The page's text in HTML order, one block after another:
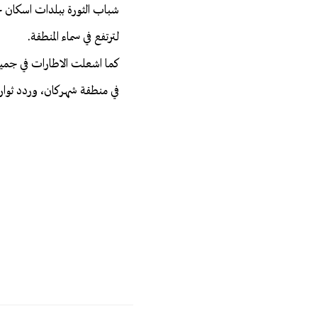
شباب الثورة ببلدات
لترتفع في سماء المنطقة.
في منطقة شهركان، وردد